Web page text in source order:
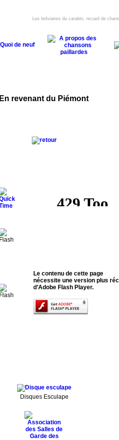
Les bréviaires du carabin, recueil de
En revenant du Piémont
Le contenu de cette page
nécessite une version plus
d’Adobe Flash Player.
Disques Esculape